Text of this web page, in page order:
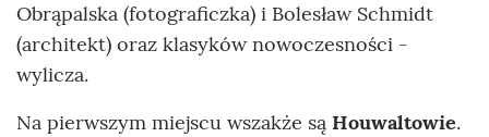
Obrąpalska (fotograficzka) i Bolesław Schmidt
(architekt) oraz klasyków nowoczesności -
wylicza.
Na pierwszym miejscu wszakże są Houwaltowie.